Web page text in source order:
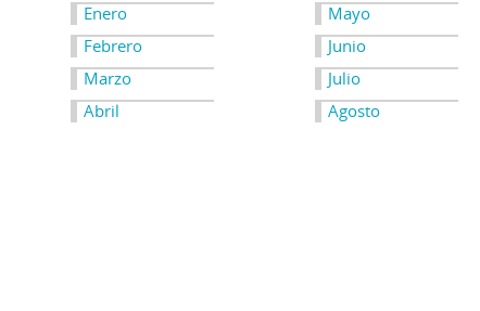
Enero
Febrero
Marzo
Abril
Mayo
Junio
Julio
Agosto